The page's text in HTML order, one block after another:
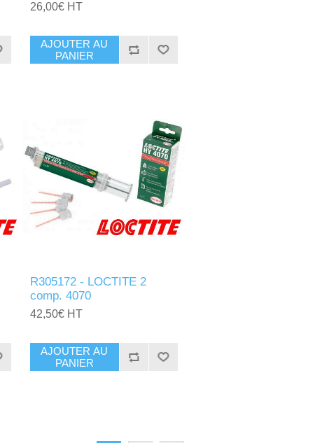
26,00€ HT
AJOUTER AU
PANIER
R305172 - LOCTITE 2
comp. 4070
42,50€ HT
AJOUTER AU
PANIER